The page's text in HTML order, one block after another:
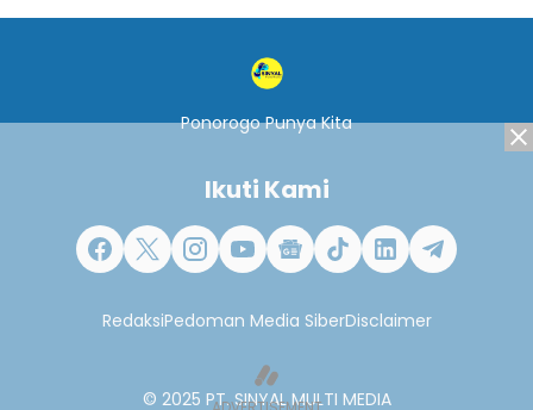
Ponorogo Punya Kita
Ikuti Kami
RedaksiPedoman Media SiberDisclaimer
© 2025 PT. SINYAL MULTI MEDIA